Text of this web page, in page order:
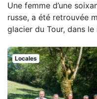
Une femme d’une
russe, a été retrouvée
glacier du Tour, dans
Locales